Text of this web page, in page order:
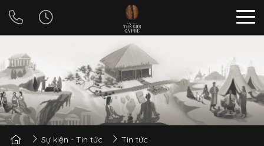
Sự kiện - Tin tức Tin tức